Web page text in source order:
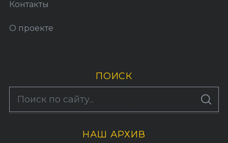
Контакты
О проекте
ПОИСК
S
A
По авторам
НАШ АРХИВ